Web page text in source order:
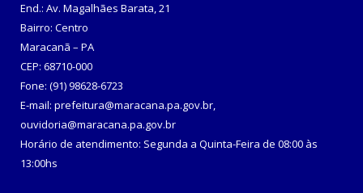
End.: Av. Magalhães Barata, 21
Bairro: Centro
Maracanã – PA
CEP: 68710-000
Fone: (91) 98628-6723
E-mail: prefeitura@maracana.pa.gov.br,
ouvidoria@maracana.pa.gov.br
Horário de atendimento: Segunda a Quinta-Feira de 08:00 às
13:00hs